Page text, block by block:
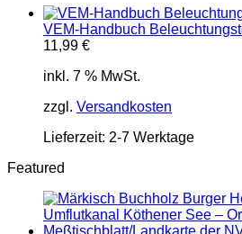
VEM-Handbuch
11,99 €
inkl. 7 % MwSt.
zzgl. Versandkosten
Lieferzeit: 2-7 Werktage
Featured